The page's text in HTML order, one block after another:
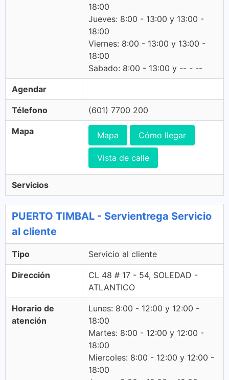
18:00
Jueves: 8:00 - 13:00 y 13:00 -
18:00
Viernes: 8:00 - 13:00 y 13:00 -
18:00
Sabado: 8:00 - 13:00 y -- - --
Agendar
Télefono (601) 7700 200
Mapa Mapa Cómo llegar
Vista de calle
Servicios
PUERTO TIMBAL - Servientrega Servicio
al cliente
Tipo Servicio al cliente
Dirección
CL 48 # 17 - 54, SOLEDAD -
ATLANTICO
Horario de
atención
Lunes: 8:00 - 12:00 y 12:00 -
18:00
Martes: 8:00 - 12:00 y 12:00 -
18:00
Miercoles: 8:00 - 12:00 y 12:00 -
18:00